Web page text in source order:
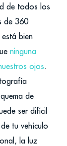
de todos los
de 360
bien
ninguna
ojos.
de
ser difícil
tu vehículo
la luz